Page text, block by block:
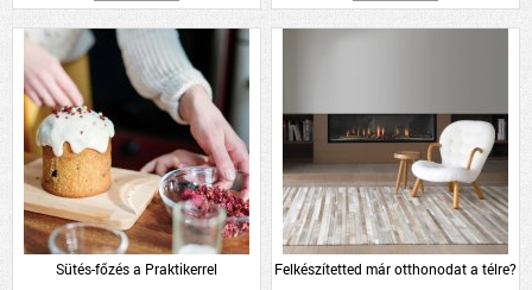
Sütés-főzés a Praktikerrel Felkészítetted már otthonodat a télre?